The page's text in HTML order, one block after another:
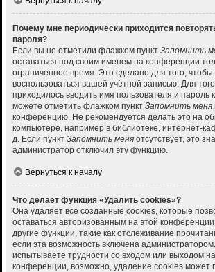
Почему мне периодически приходится
пароля?
Если вы не отметили флажком пункт Запомнить
оставаться под своим именем на конференции
ограниченное время. Это сделано для того, чтобы
воспользоваться вашей учётной записью. Для
приходилось вводить имя пользователя и пароль
можете отметить флажком пункт Запомнить меня
конференцию. Не рекомендуется делать это на
компьютере, например в библиотеке, интернет-
д. Если пункт Запомнить меня отсутствует, это
администратор отключил эту функцию.
Вернуться к началу
Что делает функция «Удалить cookies»?
Она удаляет все созданные cookies, которые
оставаться авторизованным на этой
другие функции, такие как отслеживание
если эта возможность включена
испытываете трудности со входом или выходом
конференции, возможно, удаление cookies может